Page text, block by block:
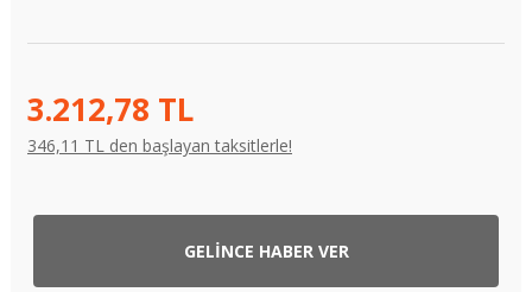
3.212,78 TL
346,11 TL den başlayan taksitlerle!
GELİNCE HABER VER